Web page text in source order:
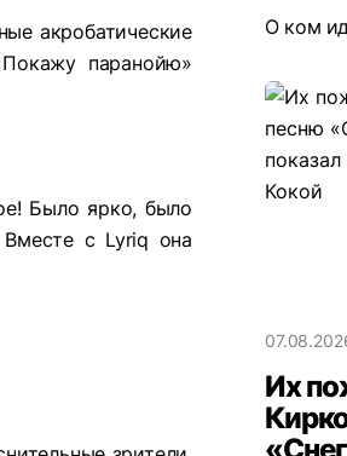
акробатические
паранойю»
Было ярко, было
Вместе с Lyriq она
О ком
Их